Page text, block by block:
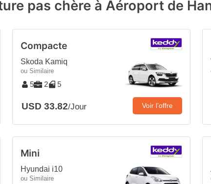
pas chère à Aéroport de
Compacte
Skoda Kamiq
ou Similaire
5 2 5
USD 33.82/Jour Voir l’offre
Mini
Hyundai i10
ou Similaire